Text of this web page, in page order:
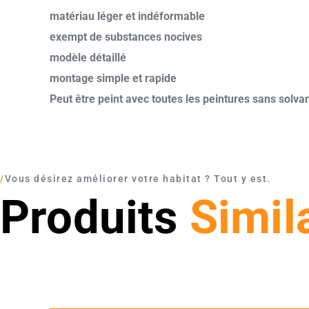
matériau léger et indéformable
exempt de substances nocives
modèle détaillé
montage simple et rapide
Peut être peint avec toutes les peintures sans
/Vous désirez améliorer votre habitat ? Tout y est.
Produits